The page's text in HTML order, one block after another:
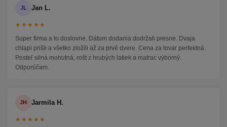
JL Jan L.
★★★★★
Super firma a to doslovne. Dátum dodania dodržali presne. Dvaja
chlapi prišli a všetko zložili až za prvé dvere. Cena za tovar perfektná.
Posteľ silná mohutná, rošt z hrubých latiek a matrac výborný.
Odporúčam.
JH Jarmila H.
★★★★★